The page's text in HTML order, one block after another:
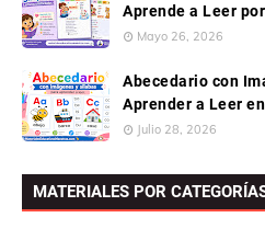
Aprende a Leer
Mayo 26, 2026
Abecedario con
Aprender a Leer
Julio 28, 2026
MATERIALES POR